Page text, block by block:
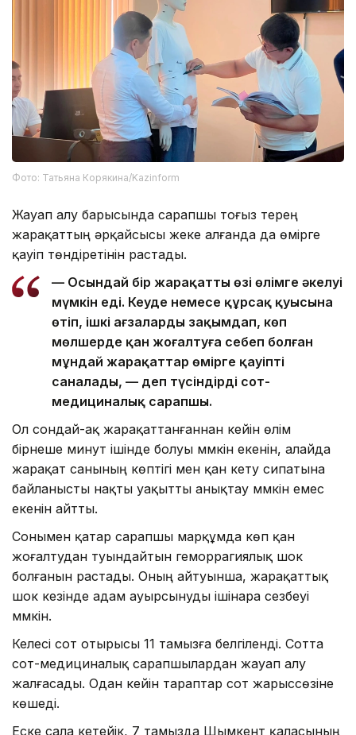
Фото: Татьяна Корякина/Kazinform
Жауап алу барысында сарапшы тоғыз терең
жарақаттың әрқайсысы жеке алғанда да өмірге
қауіп төндіретінін растады.
— Осындай бір жарақаттың өзі өлімге әкелуі
мүмкін еді. Кеуде немесе құрсақ қуысына
өтіп, ішкі ағзаларды зақымдап, көп
мөлшерде қан жоғалтуға себеп болған
мұндай жарақаттар өмірге қауіпті
саналады, — деп түсіндірді сот-
медициналық сарапшы.
Ол сондай-ақ жарақаттанғаннан кейін өлім
бірнеше минут ішінде болуы мүмкін екенін, алайда
жарақат санының көптігі мен қан кету сипатына
байланысты нақты уақытты анықтау мүмкін емес
екенін айтты.
Сонымен қатар сарапшы марқұмда көп қан
жоғалтудан туындайтын геморрагиялық шок
болғанын растады. Оның айтуынша, жарақаттық
шок кезінде адам ауырсынуды ішінара сезбеуі
мүмкін.
Келесі сот отырысы 11 тамызға белгіленді. Сотта
сот-медициналық сарапшылардан жауап алу
жалғасады. Одан кейін тараптар сот жарыссөзіне
көшеді.
Еске сала кетейік, 7 тамызда Шымкент қаласының